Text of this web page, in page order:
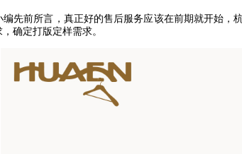
编先前所言，真正好的售后服务应该在前期就开始，
确定打版定样需求。